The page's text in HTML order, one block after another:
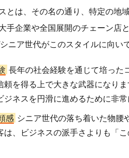
とは、その名の通り、特定の地
手企業や全国展開のチェーン店
ニア世代がこのスタイルに向い
長年の社会経験を通じて培った
頼を得る上で大きな武器になり
ジネスを円滑に進めるために非常
感 シニア世代の落ち着いた物腰
は、ビジネスの派手さよりも「